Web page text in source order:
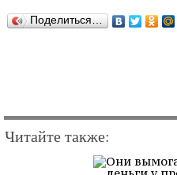
Поделиться…
Читайте также: